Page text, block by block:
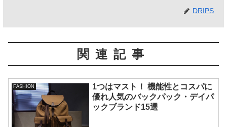
DRIPS
関連記事
FASHION
1つはマスト！ 機能性とコスパに
優れ人気のバックパック・デイパ
ックブランド15選